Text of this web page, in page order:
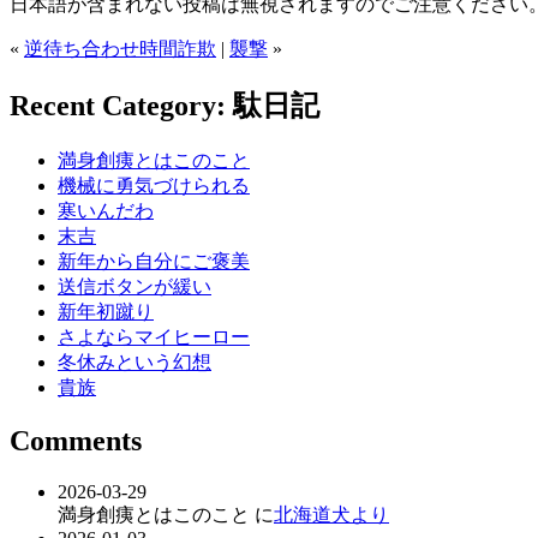
日本語が含まれない投稿は無視されますのでご注意ください
« 逆待ち合わせ時間詐欺 | 襲撃 »
Recent Category: 駄日記
満身創痍とはこのこと
機械に勇気づけられる
寒いんだわ
末吉
新年から自分にご褒美
送信ボタンが緩い
新年初蹴り
さよならマイヒーロー
冬休みという幻想
貴族
Comments
2026-03-29
満身創痍とはこのこと に北海道犬より